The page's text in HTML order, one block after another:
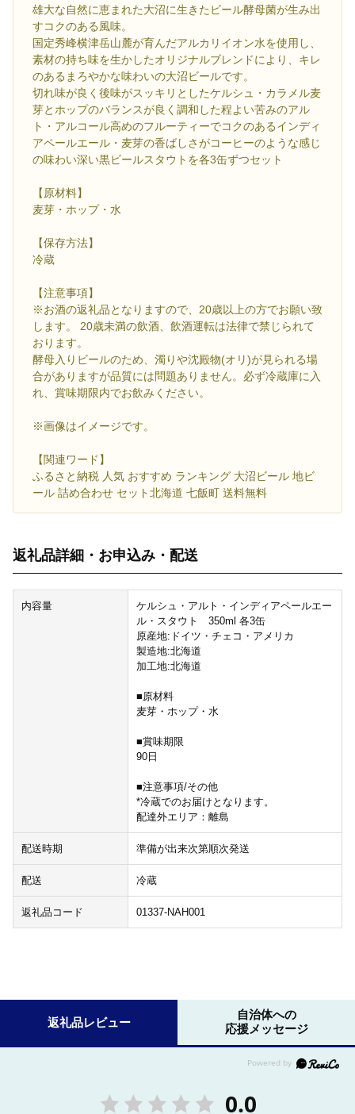
雄大な自然に恵まれた大沼に生きたビール酵母菌が生み出
すコクのある風味。
国定秀峰横津岳山麓が育んだアルカリイオン水を使用し、
素材の持ち味を生かしたオリジナルブレンドにより、キレ
のあるまろやかな味わいの大沼ビールです。
切れ味が良く後味がスッキリとしたケルシュ・カラメル麦
芽とホップのバランスが良く調和した程よい苦みのアル
ト・アルコール高めのフルーティーでコクのあるインディ
アペールエール・麦芽の香ばしさがコーヒーのような感じ
の味わい深い黒ビールスタウトを各3缶ずつセット
【原材料】
麦芽・ホップ・水
【保存方法】
冷蔵
【注意事項】
※お酒の返礼品となりますので、20歳以上の方でお願い致
します。 20歳未満の飲酒、飲酒運転は法律で禁じられて
おります。
酵母入りビールのため、濁りや沈殿物(オリ)が見られる場
合がありますが品質には問題ありません。必ず冷蔵庫に入
れ、賞味期限内でお飲みください。
※画像はイメージです。
【関連ワード】
ふるさと納税 人気 おすすめ ランキング 大沼ビール 地ビ
ール 詰め合わせ セット北海道 七飯町 送料無料
返礼品詳細・お申込み・配送
内容量
ケルシュ・アルト・インディアペールエー
ル・スタウト 350ml 各3缶
原産地:ドイツ・チェコ・アメリカ
製造地:北海道
加工地:北海道
■原材料
麦芽・ホップ・水
■賞味期限
90日
■注意事項/その他
*冷蔵でのお届けとなります。
配達外エリア：離島
配送時期 準備が出来次第順次発送
配送 冷蔵
返礼品コード 01337-NAH001
返礼品レビュー
自治体への
応援メッセージ
0.0